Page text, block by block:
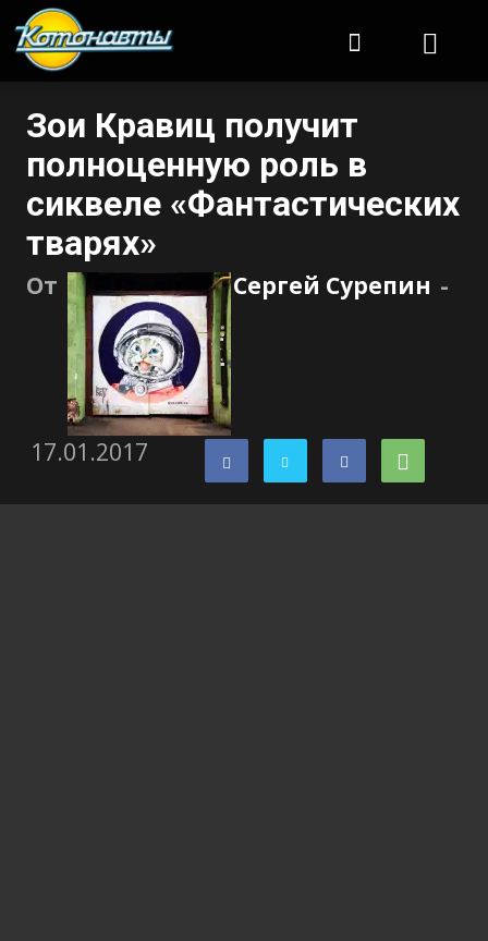
Зои Кравиц получит
полноценную роль в
сиквеле «Фантастических
тварях»
От Сергей Сурепин -
17.01.2017